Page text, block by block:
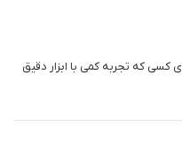
کسی که تجربه کمی با ابزار دقیق